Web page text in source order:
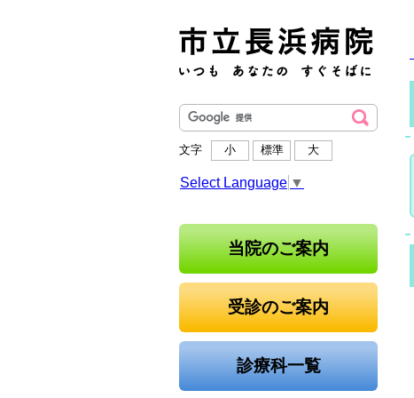
文字 小 標準 大
Select Language ▼
当院のご案内
受診のご案内
診療科一覧